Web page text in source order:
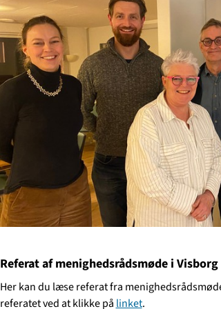
Referat af menighedsrådsmøde i
Her kan du læse referat fra
referatet ved at klikke på linket.